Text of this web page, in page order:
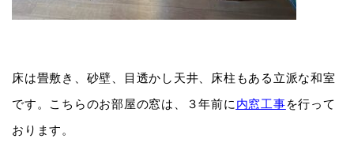
床は畳敷き、砂壁、目透かし天井、床柱もある立派な和室
です。こちらのお部屋の窓は、３年前に 内窓工事を行って
おります。